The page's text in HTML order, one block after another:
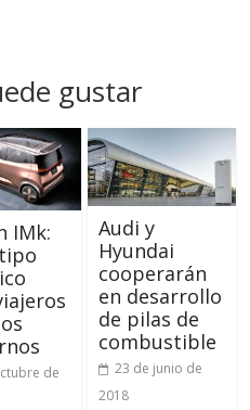
gustar
IMk:
de
Audi y
Hyundai
cooperarán
en desarrollo
de pilas de
combustible
23 de junio de
2018